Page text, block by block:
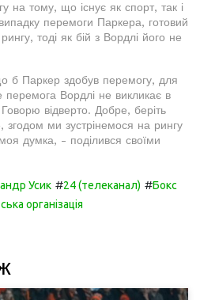
на тому, що існує як спорт, так і
перемоги Паркера, готовий
тоді як бій з Вордлі його не
б Паркер здобув перемогу, для
Вордлі не викликає в
відверто. Добре, беріть
ми зустрінемося на рингу
думка, - поділився своїми
Усик #24 (телеканал) #Бокс
організація